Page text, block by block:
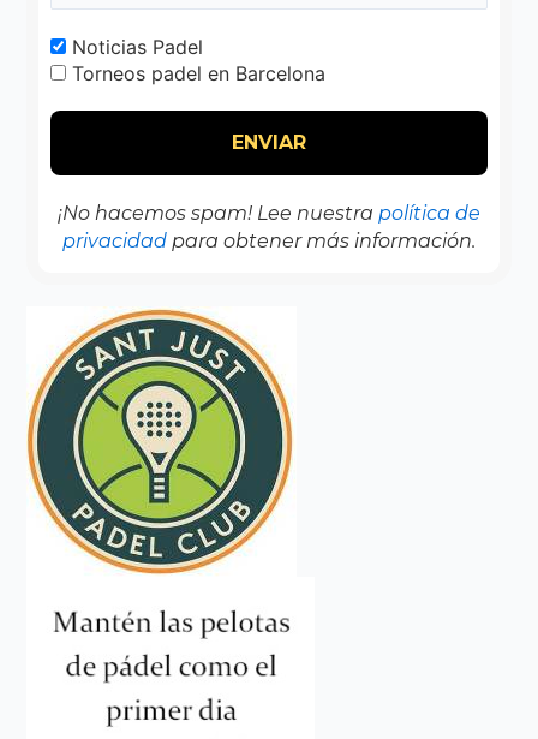
Noticias Padel
Torneos padel en Barcelona
¡No hacemos spam! Lee nuestra política de
privacidad para obtener más información.